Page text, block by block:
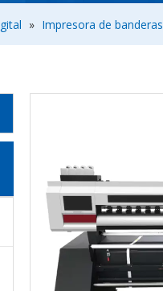
» Impresora de banderas